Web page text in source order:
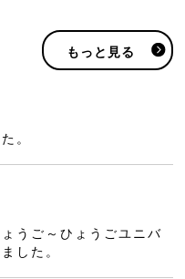
もっと見る
。
うご～ひょうごユニバ
した。